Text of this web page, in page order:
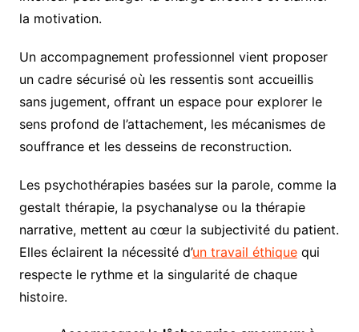
la motivation.
Un accompagnement professionnel vient proposer
un cadre sécurisé où les ressentis sont accueillis
sans jugement, offrant un espace pour explorer le
sens profond de l’attachement, les mécanismes de
souffrance et les desseins de reconstruction.
Les psychothérapies basées sur la parole, comme la
gestalt thérapie, la psychanalyse ou la thérapie
narrative, mettent au cœur la subjectivité du patient.
Elles éclairent la nécessité d’un travail éthiquequi
respecte le rythme et la singularité de chaque
histoire.